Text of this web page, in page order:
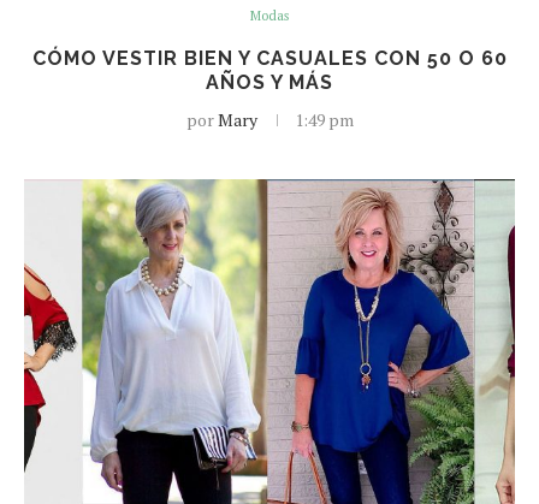
Modas
CÓMO VESTIR BIEN Y CASUALES CON 50 O 60
AÑOS Y MÁS
porMary 1:49 pm